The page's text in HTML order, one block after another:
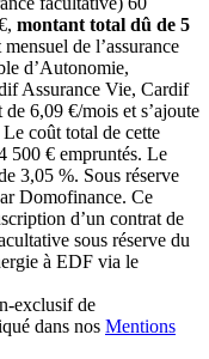
montant total dû de 5
de l’assurance
d’Autonomie,
Assurance Vie, Cardif
6,09 €/mois et s’ajoute
coût total de cette
500 € empruntés. Le
3,05 %. Sous réserve
Domofinance. Ce
d’un contrat de
sous réserve du
à EDF via le
exclusif de
dans nos Mentions